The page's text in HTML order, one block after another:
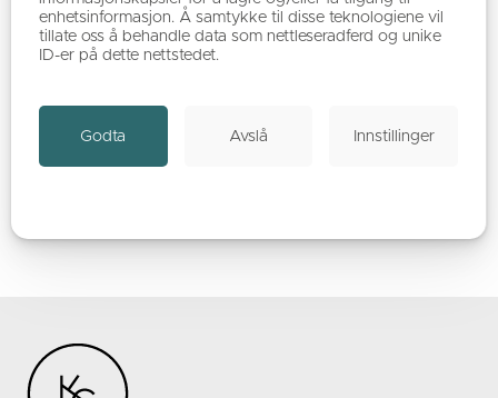
Våre rom
Mat og drikke
Bryllup
enhetsinformasjon. Å samtykke til disse teknologiene vil
tillate oss å behandle data som nettleseradferd og unike
ID-er på dette nettstedet.
Godta Avslå Innstillinger